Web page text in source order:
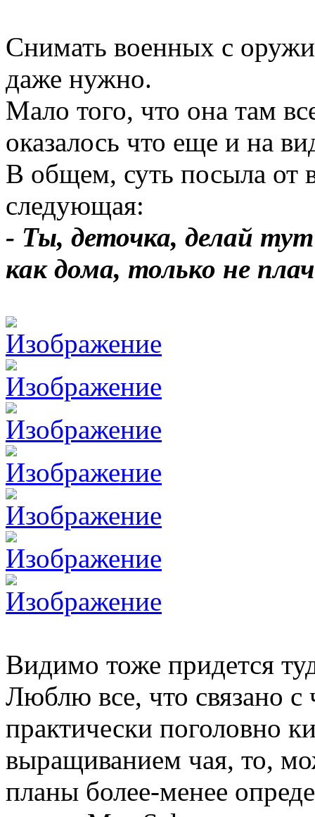
Снимать военных с
даже нужно.
Мало того, что она там
оказалось что еще и на
В общем, суть посыла от
следующая:
- Ты, деточка, делай
как дома, только не
Видимо тоже придется
Люблю все, что связано с
практически поголовно
выращиванием чая, то,
планы более-менее